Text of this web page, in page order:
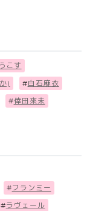
こす
) #白石麻衣
#倖田來未
#フランミー
#ラヴェール